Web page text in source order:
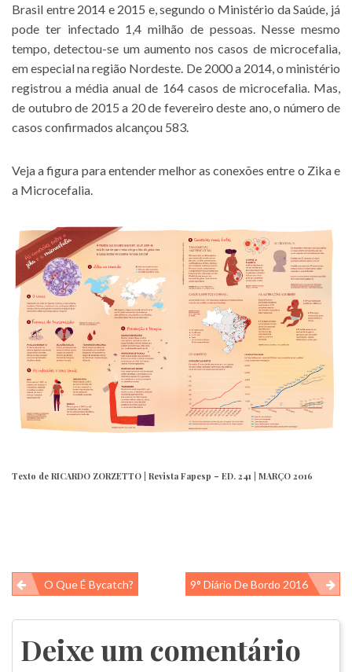
Brasil entre 2014 e 2015 e, segundo o Ministério da Saúde, já
pode ter infectado 1,4 milhão de pessoas. Nesse mesmo
tempo, detectou-se um aumento nos casos de microcefalia,
em especial na região Nordeste. De 2000 a 2014, o ministério
registrou a média anual de 164 casos de microcefalia. Mas,
de outubro de 2015 a 20 de fevereiro deste ano, o número de
casos confirmados alcançou 583.
Veja a figura para entender melhor as conexões entre o Zika e
a Microcefalia.
Texto de RICARDO ZORZETTO | Revista Fapesp – ED. 241 | MARÇO 2016
Navegação
de
Post
O Que É Bycatch? 9° Diário De Bordo 2016
Deixe um comentário